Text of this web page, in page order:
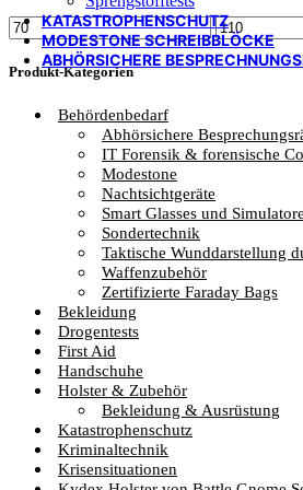
KATASTROPHENSCHUTZ
MODESTONE SCHREIBBLÖCKE
ABHÖRSICHERE
Min.
Preis
Max.
Preis
Produkt-Kategorien
Behördenbedarf
Abhörsichere
IT Forensik & forensische
Modestone
Nachtsichtgeräte
Smart Glasses und
Sondertechnik
Taktische Wunddarstellung
Waffenzubehör
Zertifizierte Faraday Bags
Bekleidung
Drogentests
First Aid
Handschuhe
Holster & Zubehör
Bekleidung & Ausrüstung
Katastrophenschutz
Kriminaltechnik
Krisensituationen